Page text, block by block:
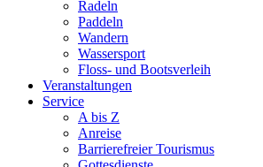
Radeln
Paddeln
Wandern
Wassersport
Floss- und Bootsverleih
Veranstaltungen
Service
A bis Z
Anreise
Barrierefreier Tourismus